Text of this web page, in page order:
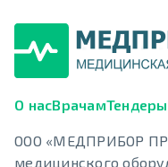
О насВрачамТендеры
ООО «МЕДПРИБОР
медицинского